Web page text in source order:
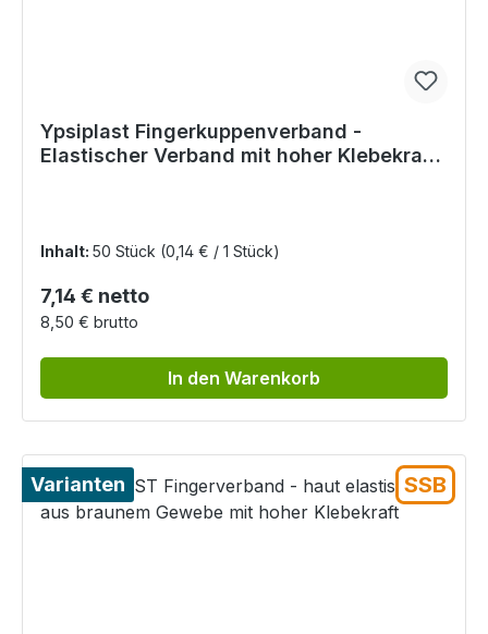
Ypsiplast Fingerkuppenverband -
Elastischer Verband mit hoher Klebekraft,
Inhalt: 50 Stück (0,14 € / 1 Stück)
Regulärer Preis:
7,14 € netto
8,50 € brutto
In den Warenkorb
Varianten SSB